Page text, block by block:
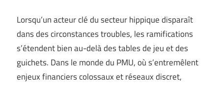
Lorsqu’un acteur clé du secteur hippique disparaît
dans des circonstances troubles, les ramifications
s’étendent bien au-delà des tables de jeu et des
guichets. Dans le monde du PMU, où s’entremêlent
enjeux financiers colossaux et réseaux discret,